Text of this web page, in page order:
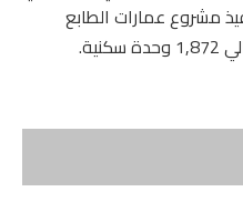
تنفيذ مشروع عمارات الطابع